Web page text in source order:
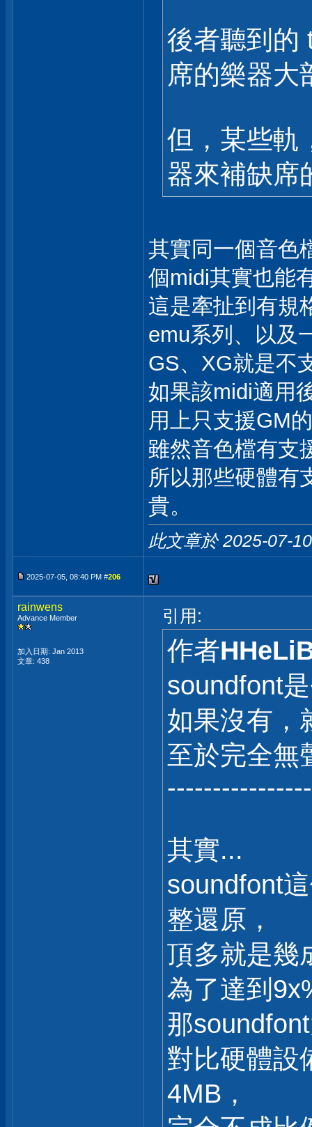
後者聽到的
席的樂器大
但，某些軌
器來補缺席
其實同一個音色
個midi其實也能
這是牽扯到有規
emu系列、以及
GS、XG就是不
如果該midi適用
用上只支援GM
雖然音色檔有支
所以那些硬體有
貴。
此文章於 2025-07-
2025-07-05, 08:40 PM #206
rainwens
Advance Member
加入日期: Jan 2013
文章: 438
引用:
作者
soundfont
如果沒有，
至於完全無
其實...
soundfont
整還原，
頂多就是幾
為了達到
那
對比硬體設
4MB，